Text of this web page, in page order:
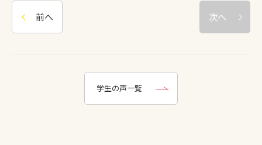
前へ 次へ
学生の声一覧